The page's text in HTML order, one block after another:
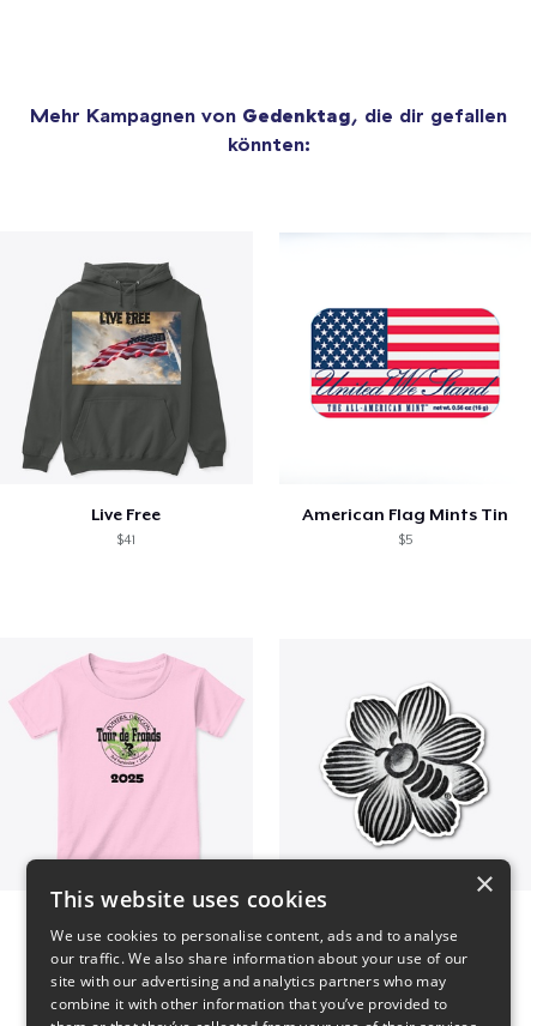
Mehr Kampagnen von Gedenktag, die dir gefallen
könnten:
Live Free
$41
American Flag Mints Tin
$5
×
This website uses cookies
We use cookies to personalise content, ads and to analyse
our traffic. We also share information about your use of our
site with our advertising and analytics partners who may
combine it with other information that you’ve provided to